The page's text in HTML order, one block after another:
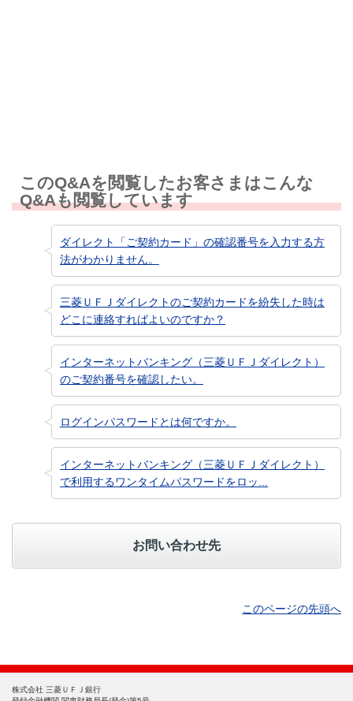
このQ&Aを閲覧したお客さまはこんな
Q&Aも閲覧しています
ダイレクト「ご契約カード」の確認番号を入力する方
法がわかりません。
三菱ＵＦＪダイレクトのご契約カードを紛失した時は
どこに連絡すればよいのですか？
インターネットバンキング（三菱ＵＦＪダイレクト）
のご契約番号を確認したい。
ログインパスワードとは何ですか。
インターネットバンキング（三菱ＵＦＪダイレクト）
で利用するワンタイムパスワードをロッ...
お問い合わせ先
このページの先頭へ
株式会社 三菱ＵＦＪ銀行